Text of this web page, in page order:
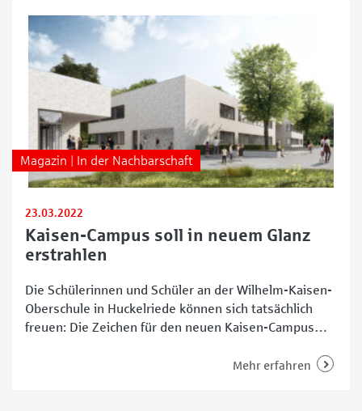
ausgeschriebenen Grundstücke Raum für bis zu 180
Wohneinheiten –
Magazin | In der Nachbarschaft
23.03.2022
Kaisen-Campus soll in neuem Glanz
erstrahlen
Die Schülerinnen und Schüler an der Wilhelm-Kaisen-
Oberschule in Huckelriede können sich tatsächlich
freuen: Die Zeichen für den neuen Kaisen-Campus
und eine schicke Mensa sollen bis 2025Mehr erfahren